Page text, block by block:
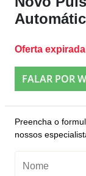
Oferta
FALAR POR
Preencha o
nossos